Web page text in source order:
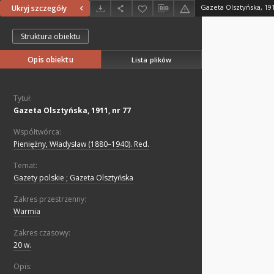
Ukryj szczegóły Gazeta Olsztyńska,
Struktura obiektu
Opis obiektu Lista plików
Tytuł:
Gazeta Olsztyńska, 1911, nr 77
Współtwórca:
Pieniężny, Władysław (1880–1940). Red.
Temat:
Gazety polskie ; Gazeta Olsztyńska
Zakres przestrzenny:
Warmia
Zakres czasowy:
20 w.
Opis: